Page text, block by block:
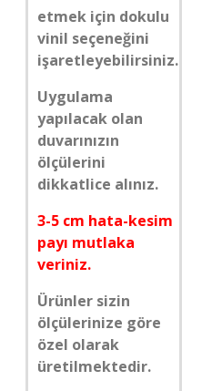
etmek için dokulu
vinil seçeneğini
işaretleyebilirsiniz.
Uygulama
yapılacak olan
duvarınızın
ölçülerini
dikkatlice alınız.
3-5 cm hata-kesim
payı mutlaka
veriniz.
Ürünler sizin
ölçülerinize göre
özel olarak
üretilmektedir.